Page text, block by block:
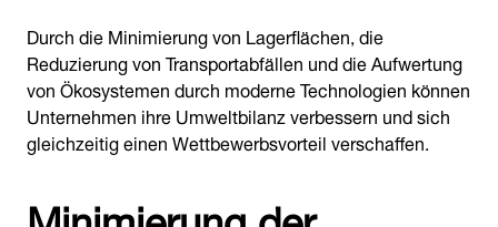
Durch die Minimierung von Lagerflächen, die
Reduzierung von Transportabfällen und die Aufwertung
von Ökosystemen durch moderne Technologien können
Unternehmen ihre Umweltbilanz verbessern und sich
gleichzeitig einen Wettbewerbsvorteil verschaffen.